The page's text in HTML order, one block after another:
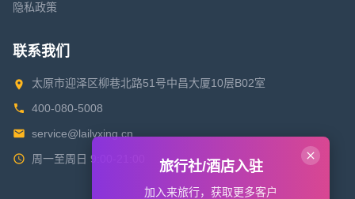
隐私政策
联系我们
太原市迎泽区柳巷北路51号中昌大厦10层B02室
400-080-5008
service@lailvxing.cn
周一至周日 9:00-21:00
旅行社/酒店入驻
加入来旅行，获取更多客户